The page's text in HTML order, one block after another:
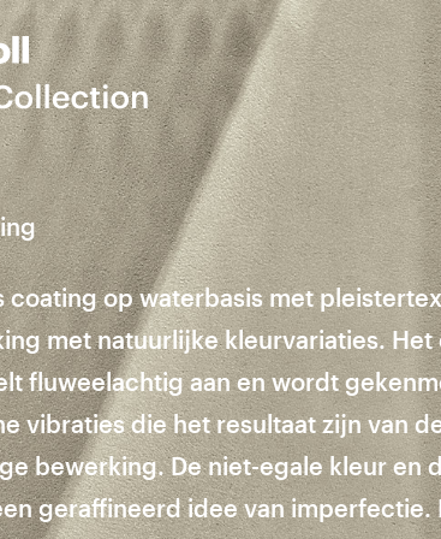
coating op waterbasis met
met natuurlijke kleurvariaties. Het
fluweelachtig aan en wordt
vibraties die het resultaat zijn van
bewerking. De niet-egale kleur en
geraffineerd idee van imperfectie.